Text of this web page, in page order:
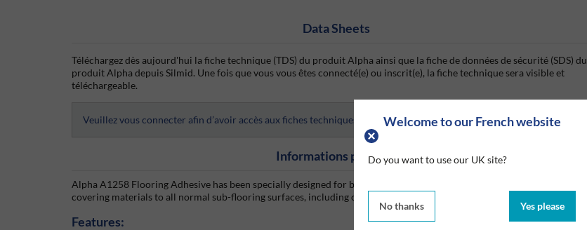
Welcome to our French website
Do you want to use our UK site?
No thanks Yes please
Data Sheets
Téléchargez dès aujourd'hui la fiche technique (TDS) du produit Alpha ainsi que la fiche de données de sécurité (SDS) du
produit Alpha depuis Silmid. Une fois que vous vous êtes connecté(e) ou inscrit(e), la fiche technique sera visible et
téléchargeable.
Veuillez vous connecter afin d’avoir accès aux fiches techniques
Informations produits
Alpha A1258 Flooring Adhesive has been specially designed for bonding vinyl sheet and tiles and felt/jute-backed floor
covering materials to all normal sub-flooring surfaces, including concrete, wood, asphalt, hardboard, etc.
Features: